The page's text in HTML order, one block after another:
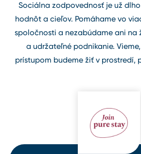
Sociálna zodpovednosť je už
hodnôt a cieľov. Pomáhame vo
spoločnosti a nezabúdame ani na
a udržateľné podnikanie.
prístupom budeme žiť v prostredí,